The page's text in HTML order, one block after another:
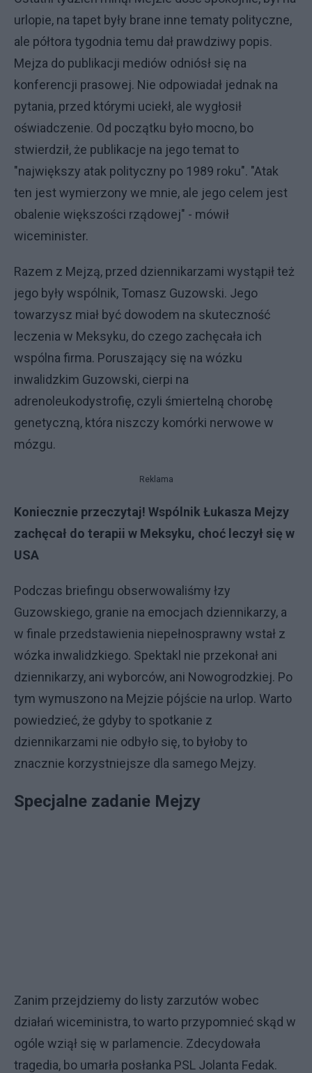
urlopie, na tapet były brane inne tematy polityczne,
ale półtora tygodnia temu dał prawdziwy popis.
Mejza do publikacji mediów odniósł się na
konferencji prasowej. Nie odpowiadał jednak na
pytania, przed którymi uciekł, ale wygłosił
oświadczenie. Od początku było mocno, bo
stwierdził, że publikacje na jego temat to
"największy atak polityczny po 1989 roku". "Atak
ten jest wymierzony we mnie, ale jego celem jest
obalenie większości rządowej" - mówił
wiceminister.
Razem z Mejzą, przed dziennikarzami wystąpił też
jego były wspólnik, Tomasz Guzowski. Jego
towarzysz miał być dowodem na skuteczność
leczenia w Meksyku, do czego zachęcała ich
wspólna firma. Poruszający się na wózku
inwalidzkim Guzowski, cierpi na
adrenoleukodystrofię, czyli śmiertelną chorobę
genetyczną, która niszczy komórki nerwowe w
mózgu.
Reklama
Koniecznie przeczytaj! Wspólnik Łukasza Mejzy
zachęcał do terapii w Meksyku, choć leczył się w
USA
Podczas briefingu obserwowaliśmy łzy
Guzowskiego, granie na emocjach dziennikarzy, a
w finale przedstawienia niepełnosprawny wstał z
wózka inwalidzkiego. Spektakl nie przekonał ani
dziennikarzy, ani wyborców, ani Nowogrodzkiej. Po
tym wymuszono na Mejzie pójście na urlop. Warto
powiedzieć, że gdyby to spotkanie z
dziennikarzami nie odbyło się, to byłoby to
znacznie korzystniejsze dla samego Mejzy.
Specjalne zadanie Mejzy
Zanim przejdziemy do listy zarzutów wobec
działań wiceministra, to warto przypomnieć skąd w
ogóle wziął się w parlamencie. Zdecydowała
tragedia, bo umarła posłanka PSL Jolanta Fedak.